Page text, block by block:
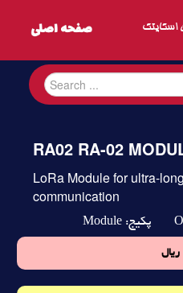
اسکایتک
RA02 RA-02
LoRa Module for ultra-
communication
پکیج: Module
ریال